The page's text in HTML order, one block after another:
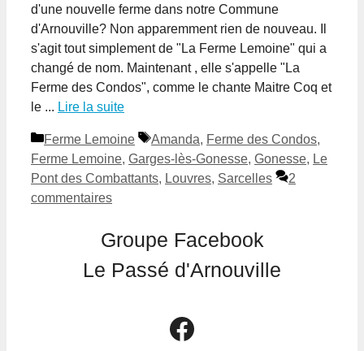
d'une nouvelle ferme dans notre Commune
d'Arnouville? Non apparemment rien de nouveau. Il
s'agit tout simplement de "La Ferme Lemoine" qui a
changé de nom. Maintenant , elle s'appelle "La
Ferme des Condos", comme le chante Maitre Coq et
le ... Lire la suite
Catégories
Ferme Lemoine Étiquettes
Amanda, Ferme des Condos,
Ferme Lemoine, Garges-lès-Gonesse, Gonesse, Le
Pont des Combattants, Louvres, Sarcelles
2
commentaires
Groupe Facebook
Le Passé d'Arnouville
Le groupe Facebook Le Passé d'Arnouville